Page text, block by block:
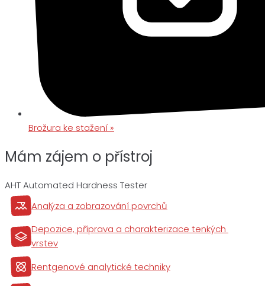
Brožura ke stažení »
Mám zájem o přístroj
AHT Automated Hardness Tester
Analýza a zobrazování povrchů
Depozice, příprava a charakterizace tenkých
vrstev
Rentgenové analytické techniky